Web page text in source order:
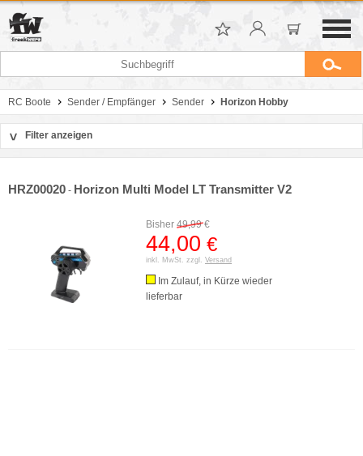
RC Boote Sender / Empfänger Sender Horizon Hobby
> Filter anzeigen
HRZ00020 - Horizon Multi Model LT Transmitter V2
Bisher 49,99€
44,00 €
inkl. MwSt. zzgl. Versand
Im Zulauf, in Kürze wieder
lieferbar